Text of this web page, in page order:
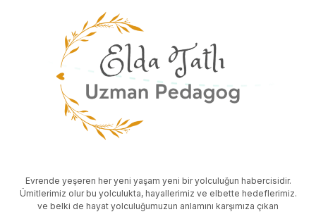
Evrende yeşeren her yeni yaşam yeni bir yolculuğun habercisidir.
Ümitlerimiz olur bu yolculukta, hayallerimiz ve elbette hedeflerimiz.
ve belki de hayat yolculuğumuzun anlamını karşımıza çıkan